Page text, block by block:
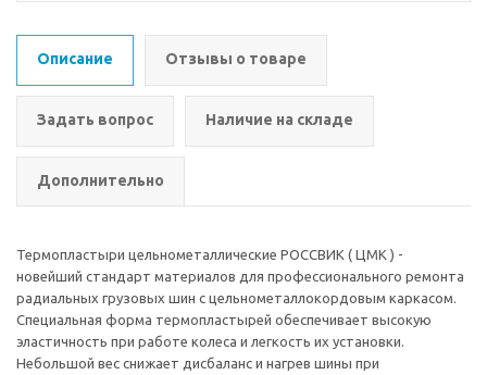
Описание Отзывы о товаре
Задать вопрос Наличие на складе
Дополнительно
Термопластыри цельнометаллические РОССВИК ( ЦМК ) -
новейший стандарт материалов для профессионального ремонта
радиальных грузовых шин с цельнометаллокордовым каркасом.
Специальная форма термопластырей обеспечивает высокую
эластичность при работе колеса и легкость их установки.
Небольшой вес снижает дисбаланс и нагрев шины при